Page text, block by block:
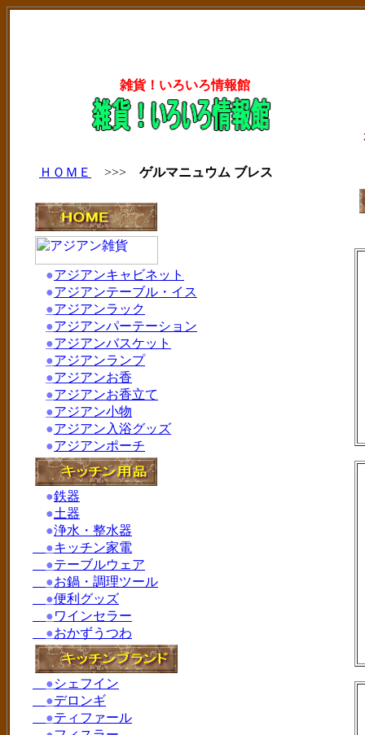
雑貨！いろいろ情報館
ＨＯＭＥ >>> ゲルマニュウム ブレス
●アジアンキャビネット
●アジアンテーブル・イス
●アジアンラック
●アジアンパーテーション
●アジアンバスケット
●アジアンランプ
●アジアンお香
●アジアンお香立て
●アジアン小物
●アジアン入浴グッズ
●アジアンポーチ
●鉄器
●土器
●浄水・整水器
●キッチン家電
●テーブルウェア
●お鍋・調理ツール
●便利グッズ
●ワインセラー
●おかずうつわ
●シェフイン
●デロンギ
●ティファール